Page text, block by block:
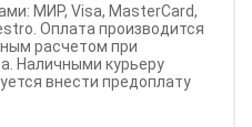
МИР, Visa, MasterCard,
Оплата производится
расчетом при
Наличными курьеру
внести предоплату